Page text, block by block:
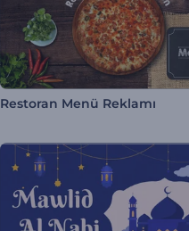
Restoran Menü Reklamı